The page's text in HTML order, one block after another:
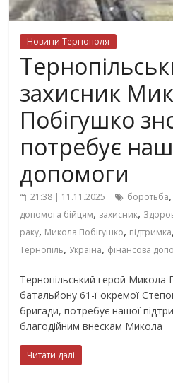
Новини Тернополя
захисник
Побігушко
потребує
допомоги
21:38 | 11.11.2025 боротьба,
допомога бійцям, захисник,
раку, Микола Побігушко, підтримка,
Тернопіль, Україна, фінансова
Тернопільський герой Микола
батальйону 61-ї окремої
бригади, потребує нашої
благодійним внескам Микола
Читати далі